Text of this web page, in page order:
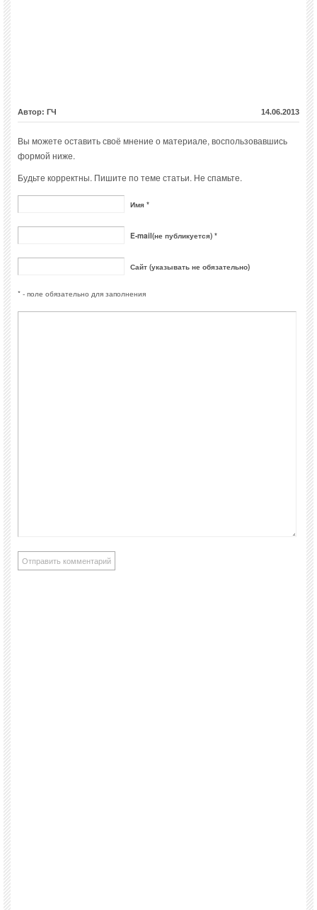
Автор: ГЧ 14.06.2013
Вы можете оставить своё мнение о материале, воспользовавшись
формой ниже.
Будьте корректны. Пишите по теме статьи. Не спамьте.
Имя *
E-mail(не публикуется) *
Сайт (указывать не обязательно)
* - поле обязательно для заполнения